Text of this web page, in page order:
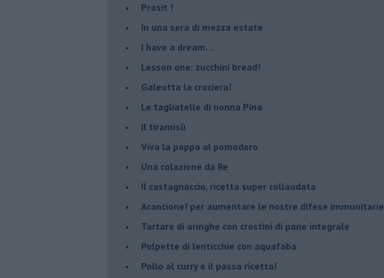
Prosit !
​In una sera di mezza estate
I have a dream…
​Lesson one: zucchini bread!
Galeotta la crociera!
Le tagliatelle di nonna Pina
Il tiramisù
Viva la pappa al pomodoro
Una colazione da Re
Il castagnaccio, ricetta super collaudata
​Arancione! per aumentare le nostre difese immunitarie
Tartare di aringhe con crostini di pane integrale
Polpette di lenticchie con aquafaba
​Pollo al curry e il passa ricetta!